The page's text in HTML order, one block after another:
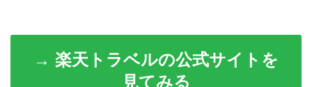
→ 楽天トラベルの公式サイトを
見てみる